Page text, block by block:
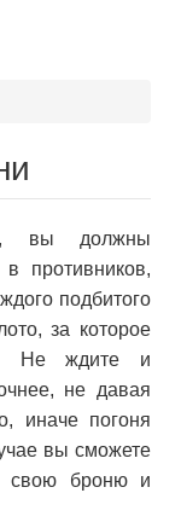
вы должны
в противников,
подбитого
за которое
Не ждите и
не давая
иначе погоня
вы сможете
свою броню и